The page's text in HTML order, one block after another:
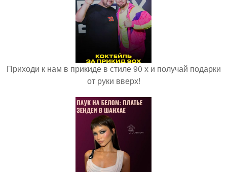
Приходи к нам в прикиде в стиле 90 х и получай подарки
от руки вверх!